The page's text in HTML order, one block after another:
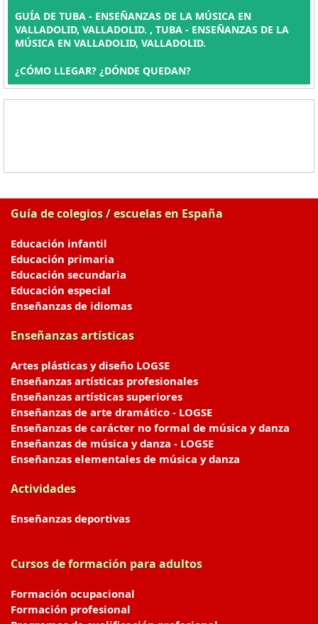
GUÍA DE TUBA - ENSEÑANZAS DE LA MÚSICA EN
VALLADOLID, VALLADOLID. , TUBA - ENSEÑANZAS DE LA
MÚSICA EN VALLADOLID, VALLADOLID.
¿CÓMO LLEGAR? ¿DÓNDE QUEDAN?
Guía de colegios / escuelas en España
Educación infantil
Educación primaria
Educación secundaria
Educación especial
Enseñanzas de idiomas
Enseñanzas artísticas
Artes plásticas y diseño LOGSE
Enseñanzas artísticas profesionales
Enseñanzas artísticas superiores
Enseñanzas de arte dramático - LOGSE
Enseñanzas de carácter no formal de música y danza
Enseñanzas de música y danza - LOGSE
Enseñanzas elementales de música y danza
Actividades
Enseñanzas deportivas
Cursos de formación para adultos
Formación ocupacional
Formación profesional